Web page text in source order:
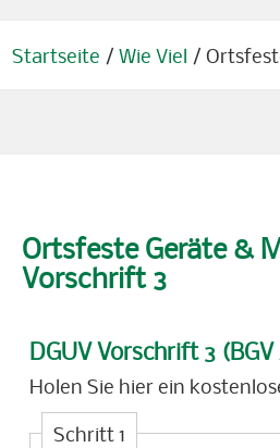
Startseite /Wie Viel /
Ortsfeste Geräte &
Vorschrift 3
DGUV Vorschrift 3
Holen Sie hier ein
Schritt 1